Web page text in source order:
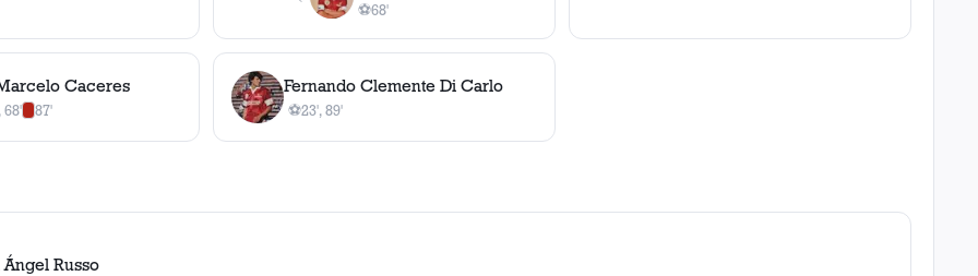
⚽
1gol
68'
Caceres
s
68' 87'
0amarilla
Fernando Clemente Di Carlo
⚽
2goles, 23', 89'
23', 89'
Russo